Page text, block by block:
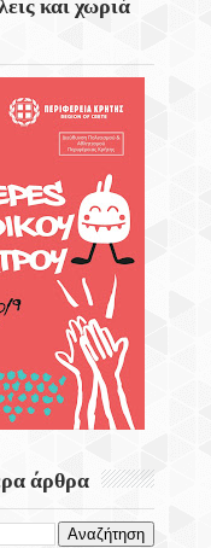
Στο
Απο Την Ζωή Η
Του Σωτήρος
και χωριά
άρθρα